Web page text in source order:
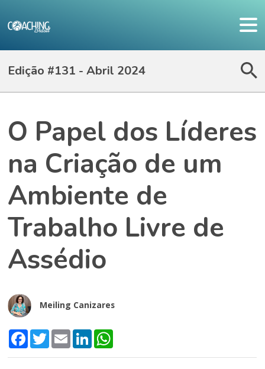
Edição #131 - Abril 2024
O Papel dos Líderes
na Criação de um
Ambiente de
Trabalho Livre de
Assédio
Meiling Canizares
Facebook
TwitterEmail LinkedIn